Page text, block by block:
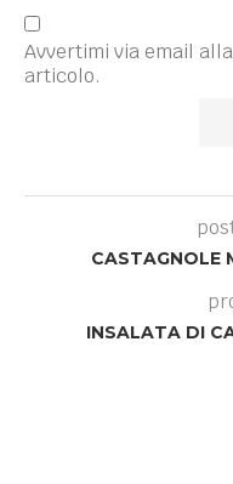
Avvertimi via email
articolo.
CASTAGNOLE
INSALATA DI